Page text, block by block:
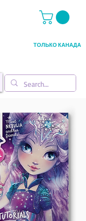
ТОЛЬКО КАНАДА